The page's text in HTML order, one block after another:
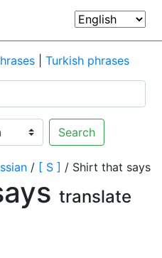
Turkish phrases
Search
/ [ S ] / Shirt that says
translate